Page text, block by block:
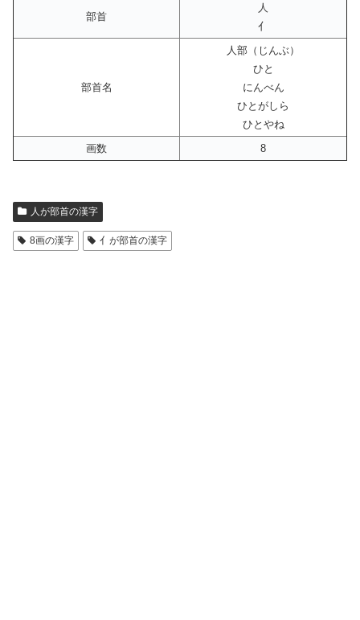
部首
人
亻
部首名
人部（じんぶ）
ひと
にんべん
ひとがしら
ひとやね
画数
8
人が部首の漢字
8画の漢字 亻が部首の漢字